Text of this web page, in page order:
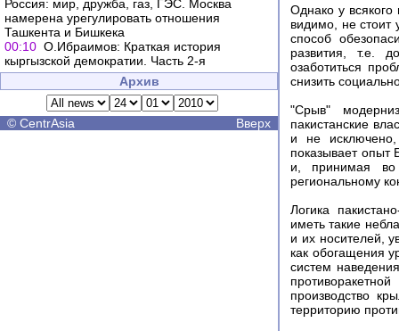
Россия: мир, дружба, газ, ГЭС. Москва
намерена урегулировать отношения
Ташкента и Бишкека
00:10 О.Ибраимов: Краткая история
кыргызской демократии. Часть 2-я
Архив
© CentrAsia Вверх
Однако у всякого
видимо, не стоит
способ
развития, т.е.
озаботиться
снизить
"Срыв"
пакистанские
и не исключено,
показывает опыт
и, принимая во
региональному
Логика
иметь такие
и их носителей,
как обогащения
систем
производство
территорию